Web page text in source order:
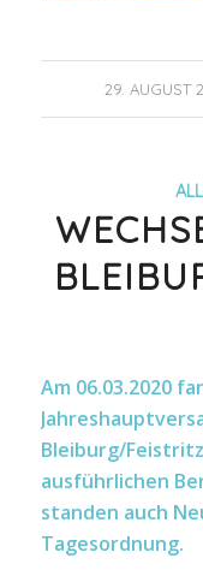
29. AUGUST
/
Am 06.03.2020
Bleiburg/
ausführlichen
standen auch
Tagesordnung.